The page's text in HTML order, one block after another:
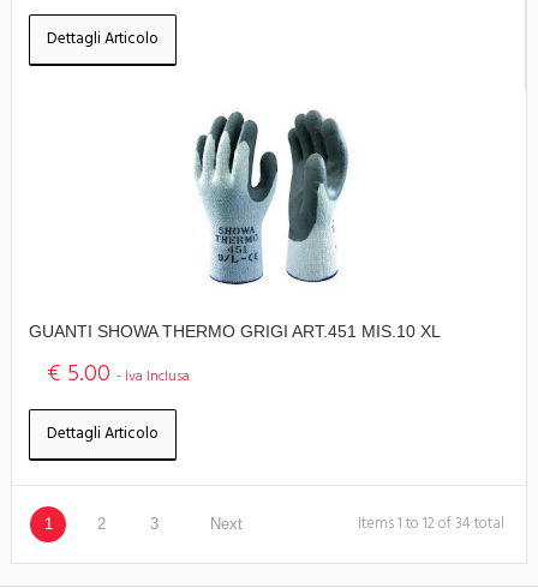
Dettagli Articolo
GUANTI SHOWA THERMO GRIGI ART.451 MIS.10 XL
€ 5.00 - Iva Inclusa
Dettagli Articolo
Items 1 to 12 of 34 total
1 2 3 Next